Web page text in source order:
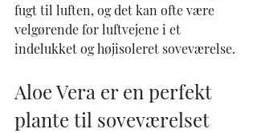
fugt til luften, og det kan ofte være
velgørende for luftvejene i et
indelukket og højisoleret soveværelse.
Aloe Vera er en perfekt
plante til soveværelset